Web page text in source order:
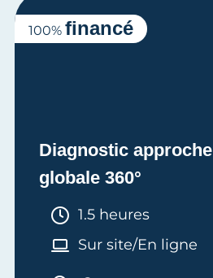
Diagnostic approche
globale 360°
Durée :
1.5 heures
Sur site/En ligne
100% financé